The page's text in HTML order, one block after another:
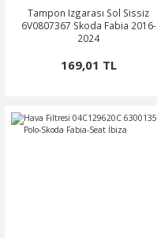
Tampon Izgarası Sol Sissiz
6V0807367 Skoda Fabia 2016-
2024
169,01 TL